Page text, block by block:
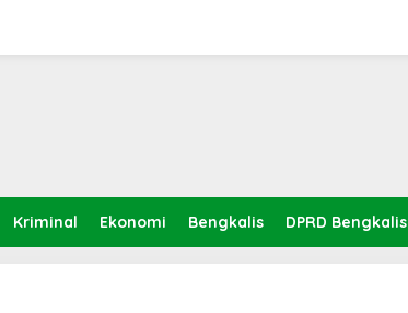
Kriminal Ekonomi Bengkalis DPRD Bengkalis